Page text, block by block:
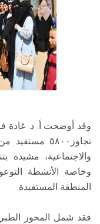
وقد أوضحت أ. د. غادة
تجاوز٥٨٠٠
والاجتماعية، مشيدة
وخاصة الأنشطة
المنطقة المستفيدة.